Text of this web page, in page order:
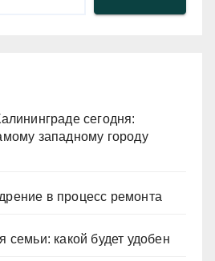
сегодня:
западному городу
в процесс ремонта
семьи: какой будет удобен